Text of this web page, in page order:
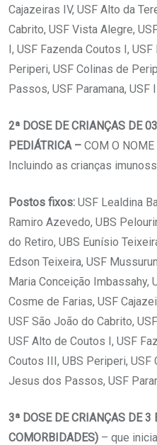
Cajazeiras IV, USF Alto da
Cabrito, USF Vista Alegre,
I, USF Fazenda Coutos I,
Periperi, USF Colinas de
Passos, USF Paramana, USF
2ª DOSE DE CRIANÇAS DE
PEDIÁTRICA – COM O
Incluindo as crianças
Postos fixos: USF Lealdina
Ramiro Azevedo, UBS
do Retiro, UBS Eunísio
Edson Teixeira, USF
Maria Conceição Imbassahy,
Cosme de Farias, USF
USF São João do Cabrito,
USF Alto de Coutos I, USF
Coutos III, UBS Periperi, USF
Jesus dos Passos, USF
3ª DOSE DE CRIANÇAS DE 3
COMORBIDADES) – que